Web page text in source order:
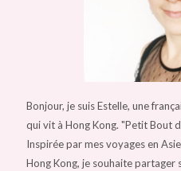
Bonjour, je suis Estelle, une
qui vit à Hong Kong. "Petit Bout
Inspirée par mes voyages en
Hong Kong, je souhaite partager